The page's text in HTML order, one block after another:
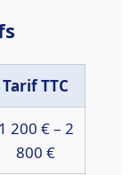
Tarif TTC
1 200 € – 2
800 €